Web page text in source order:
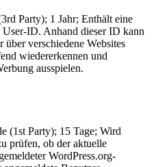
Party); 1 Jahr; Enthält eine
User-ID. Anhand dieser ID kann
über verschiedene Websites
wiedererkennen und
ausspielen.
(1st Party); 15 Tage; Wird
prüfen, ob der aktuelle
WordPress.org-